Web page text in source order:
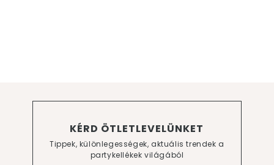
KÉRD ÖTLETLEVELÜNKET
Tippek, különlegességek, aktuális trendek a
partykellékek világából